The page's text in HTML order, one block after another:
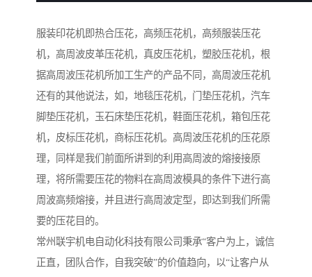
服装印花机即热合压花，高频压花机，高频服装压花
机，高周波皮革压花机，真皮压花机，塑胶压花机，根
据高周波压花机所加工生产的产品不同，高周波压花机
还有的其他说法，如，地毯压花机，门垫压花机，汽车
脚垫压花机，玉石床垫压花机，鞋面压花机，箱包压花
机，皮标压花机，商标压花机。高周波压花机的压花原
理，同样是我们前面所讲到的利用高周波的熔接接原
理，将所需要压花的物料在高周波模具的条件下进行高
周波高频熔接，并且进行高周波定型，即达到我们所需
要的压花目的。
常州联宇机电自动化科技有限公司秉承“客户为上，诚信
正直，团队合作，自我突破”的价值趋向，以“让客户从